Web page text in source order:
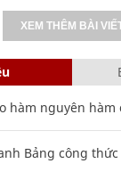
XEM THÊM BÀI
hàm nguyên
Bảng công